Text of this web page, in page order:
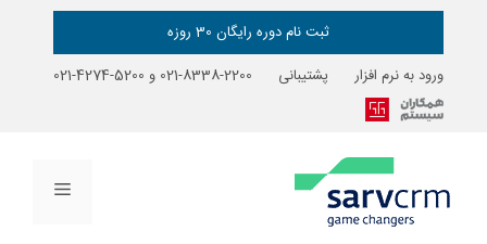
ثبت نام دوره رایگان 30 روزه
ورود به نرم افزار
پشتیبانی 2200-8338-021 و5200-4274-021
فهرست